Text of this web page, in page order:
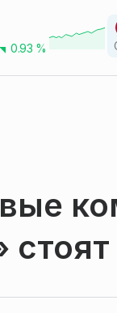
0.93 %